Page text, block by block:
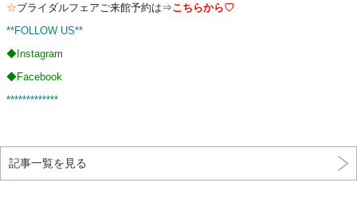
☆ブライダルフェアご来館予約は⇒こちらから♡
**FOLLOW US**
◆Instagram
◆Facebook
*************
記事一覧を見る